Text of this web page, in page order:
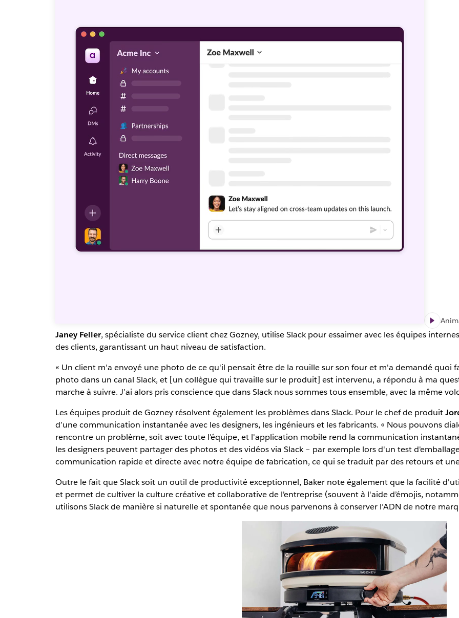
Janey Feller, spécialiste du service client chez Gozney, utilise Slack pour essaimer avec les équipes
des clients, garantissant un haut niveau de satisfaction.
« Un client m'a envoyé une photo de ce qu'il pensait être de la rouille sur son four et m'a demandé quoi
photo dans un canal Slack, et [un collègue qui travaille sur le produit] est intervenu, a répondu à ma
marche à suivre. J’ai alors pris conscience que dans Slack nous sommes tous ensemble, avec la même
Les équipes produit de Gozney résolvent également les problèmes dans Slack. Pour le chef de produit
d’une communication instantanée avec les designers, les ingénieurs et les fabricants. « Nous pouvons
rencontre un problème, soit avec toute l'équipe, et l'application mobile rend la communication
les designers peuvent partager des photos et des vidéos via Slack – par exemple lors d'un test
communication rapide et directe avec notre équipe de fabrication, ce qui se traduit par des retours et
Outre le fait que Slack soit un outil de productivité exceptionnel, Baker note également que la facilité
et permet de cultiver la culture créative et collaborative de l'entreprise (souvent à l'aide d’émojis,
utilisons Slack de manière si naturelle et spontanée que nous parvenons à conserver l’ADN de notre